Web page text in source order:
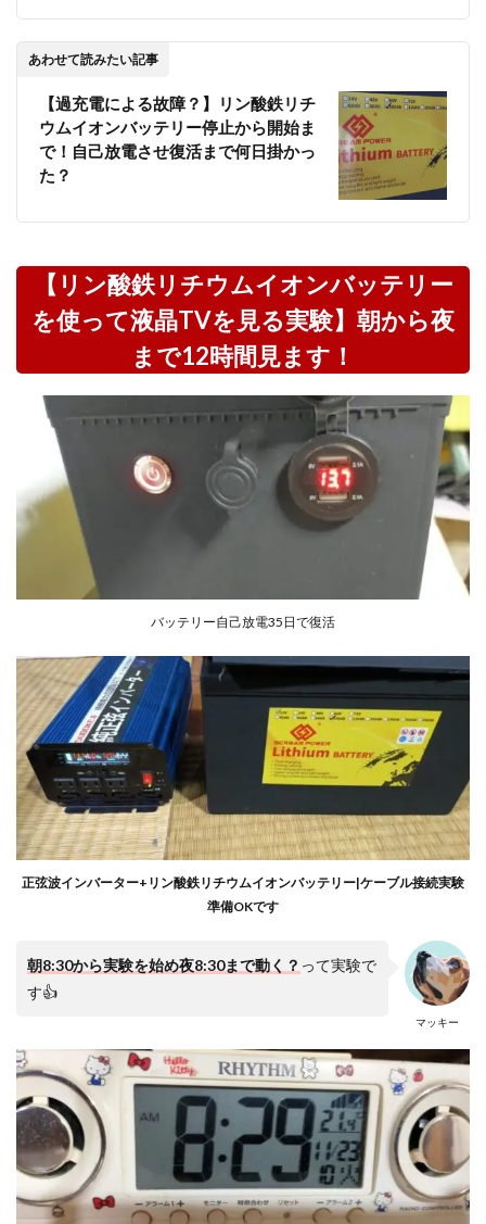
あわせて読みたい記事
【過充電による故障？】リン酸鉄リチ
ウムイオンバッテリー停止から開始ま
で！自己放電させ復活まで何日掛かっ
た？
【リン酸鉄リチウムイオンバッテリー
を使って液晶TVを見る実験】朝から夜
まで12時間見ます！
バッテリー自己放電35日で復活
正弦波インバーター+リン酸鉄リチウムイオンバッテリー|ケーブル接続実験
準備OKです
マッキー
朝8:30から実験を始め夜8:30まで動く？ って実験で
す👍